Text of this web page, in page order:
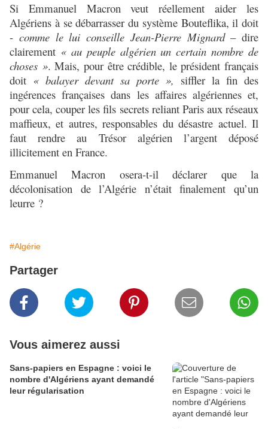
Si Emmanuel Macron veut réellement aider les
Algériens à se débarrasser du système Bouteflika, il doit
- comme le lui conseille Jean-Pierre Mignard– dire
clairement « au peuple algérien un certain nombre de
choses ». Mais, pour être crédible, le président français
doit « balayer devant sa porte », siffler la fin des
ingérences françaises dans les affaires algériennes et,
pour cela, couper les fils secrets reliant Paris aux réseaux
maffieux, et autres, responsables du désastre actuel. Il
faut rendre au Trésor algérien l’argent déposé
illicitement en France.
Emmanuel Macron osera-t-il déclarer que la
décolonisation de l’Algérie n’était finalement qu’un
leurre ?
#Algérie
Partager
Vous aimerez aussi
Sans-papiers en Espagne : voici le
nombre d'Algériens ayant demandé
leur régularisation